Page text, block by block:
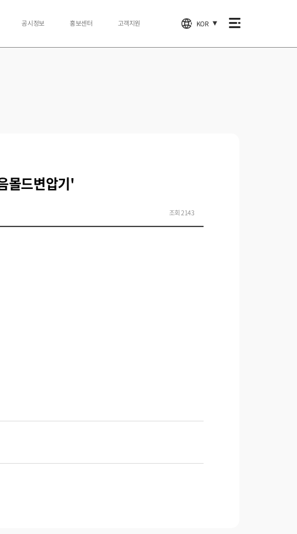
공시정보 홍보센터 고객지원 KOR ▼
몰드변압기'
조회 2143